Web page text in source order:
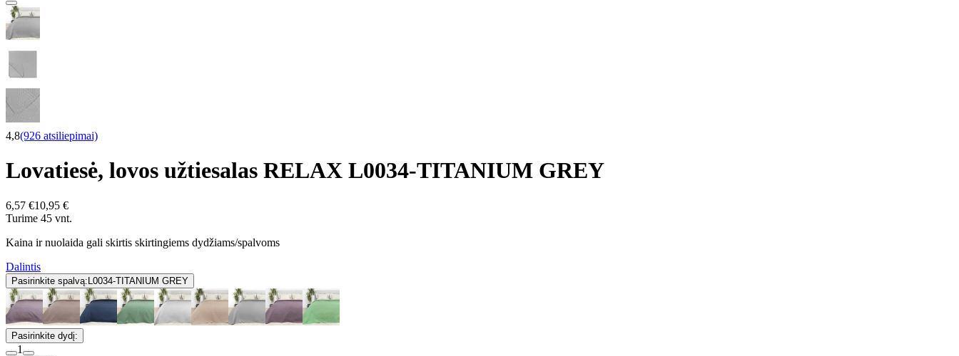
4,8(926 atsiliepimai)
Lovatiesė, lovos užtiesalas RELAX L0034-TITANIUM GREY
6,57 €10,95 €
Turime 45 vnt.
Kaina ir nuolaida gali skirtis skirtingiems dydžiams/spalvoms
Dalintis
Pasirinkite spalvą: L0034-TITANIUM GREY
Pasirinkite dydį:
1